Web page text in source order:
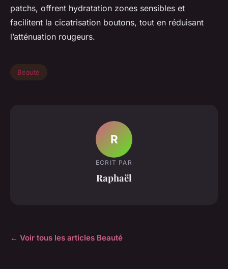
patchs, offrent hydratation zones sensibles et
facilitent la cicatrisation boutons, tout en réduisant
l’atténuation rougeurs.
Beauté
R
ECRIT PAR
Raphaël
← Voir tous les articles Beauté